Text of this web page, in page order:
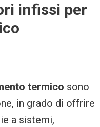
infissi per
termico sono
in grado di offrire
a sistemi,